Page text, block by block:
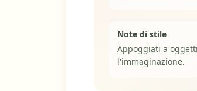
Note di stile
Appoggiati a
l'immaginazione.